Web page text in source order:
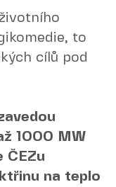
to
cílů pod
1000 MW
ČEZu
na teplo